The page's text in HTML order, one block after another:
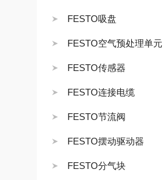
FESTO吸盘
FESTO空气预处理单元
FESTO传感器
FESTO连接电缆
FESTO节流阀
FESTO摆动驱动器
FESTO分气块